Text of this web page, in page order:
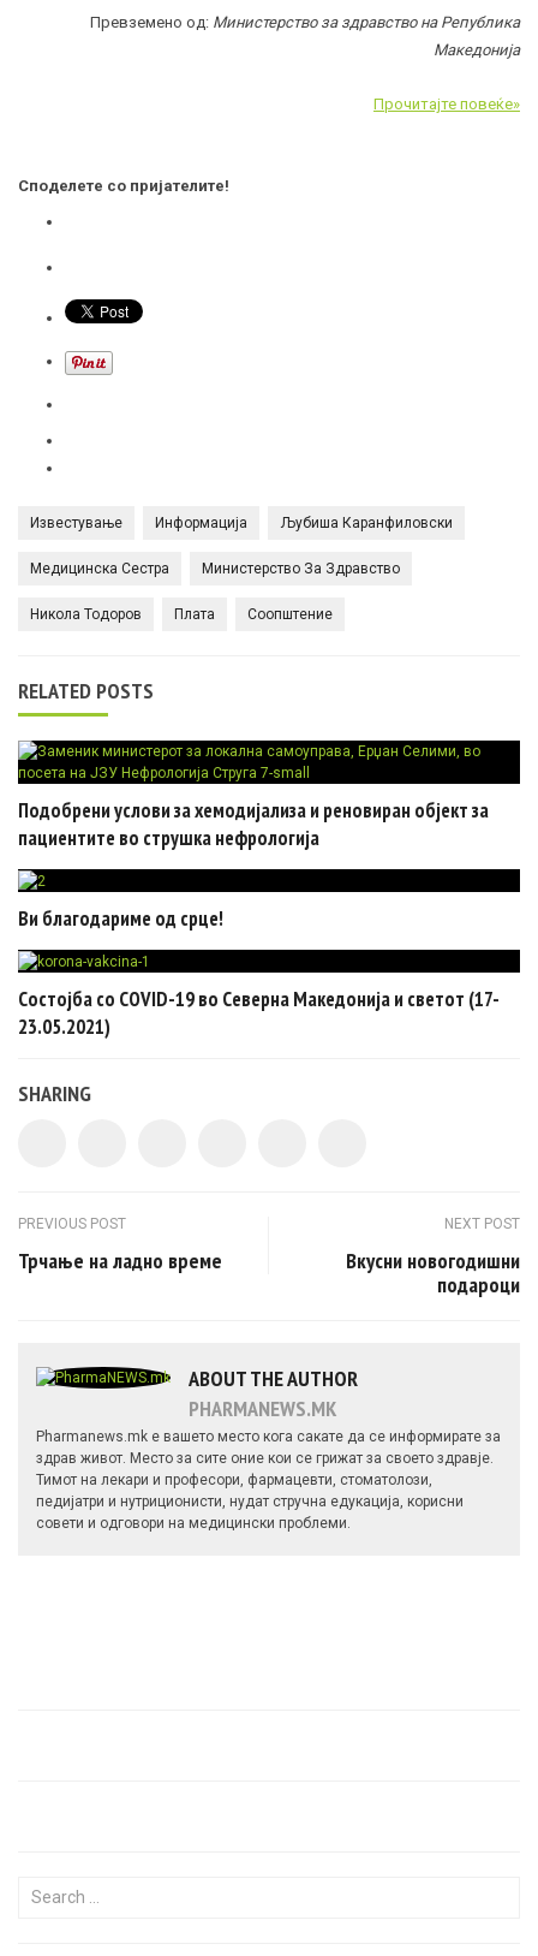
Превземено од: Министерство за здравство на Република
Македонија
Прочитајте повеќе»
Споделете со пријателите!
Известување Информација Љубиша Каранфиловски
Медицинска Сестра Министерство За Здравство
Никола Тодоров Плата Соопштение
RELATED POSTS
Подобрени услови за хемодијализа и реновиран објект за
пациентите во струшка нефрологија
Ви благодариме од срце!
Состојба со COVID-19 во Северна Македонија и светот (17-
23.05.2021)
SHARING
Post navigation
PREVIOUS POST
Трчање на ладно време
NEXT POST
Вкусни новогодишни
подароци
ABOUT THE AUTHOR
PHARMANEWS.MK
Pharmanews.mk е вашето место кога сакате да се информирате за
здрав живот. Место за сите оние кои се грижат за своето здравје.
Тимот на лекари и професори, фармацевти, стоматолози,
педијатри и нутриционисти, нудат стручна едукација, корисни
совети и одговори на медицински проблеми.
Search for: